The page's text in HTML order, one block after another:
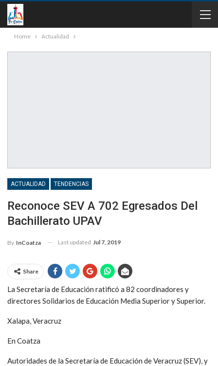
Home Actualidad
ACTUALIDAD TENDENCIAS
Reconoce SEV A 702 Egresados Del
Bachillerato UPAV
By InCoatza Last updated Jul 7, 2019
Share
La Secretaría de Educación ratificó a 82 coordinadores y
directores Solidarios de Educación Media Superior y Superior.
Xalapa, Veracruz
En Coatza
Autoridades de la Secretaría de Educación de Veracruz (SEV), y